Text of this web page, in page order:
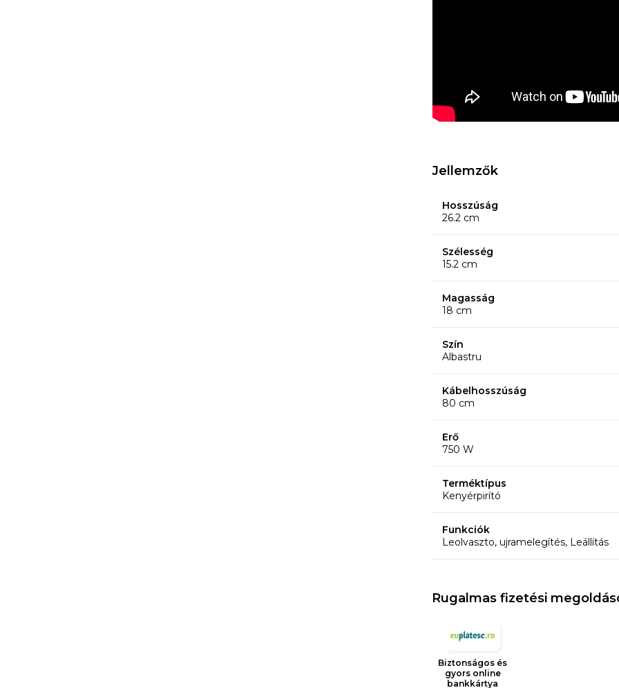
Jellemzők
Hosszúság
26.2 cm
Szélesség
15.2 cm
Magasság
18 cm
Szín
Albastru
Kábelhosszúság
80 cm
Erő
750 W
Terméktípus
Kenyérpirító
Funkciók
Leolvaszto, ujramelegítés, Leállítás
Rugalmas fizetési
Biztonságos és
gyors online
bankkártya